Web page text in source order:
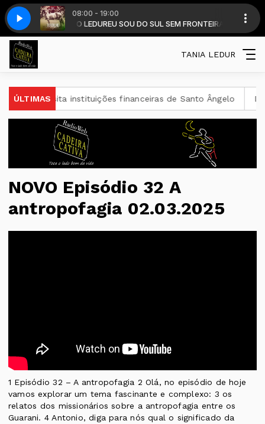
08:00 - 19:00
RENATO LEDUR EU SOU DO SUL SEM FRONTEIRAS - DALMIR
DO MANDUCA - MIX 24WALTER MORAIS - ROMANDE DE LUA E
TANIA LEDUR
ÚLTIMAS
visita instituições financeiras de Santo Ângelo
NOVO Episódio 32 A
antropofagia 02.03.2025
1 Episódio 32 – A antropofagia 2 Olá, no episódio de hoje
vamos explorar um tema fascinante e complexo: 3 os
relatos dos missionários sobre a antropofagia entre os
Guarani. 4 Antonio, diga para nós qual o significado da